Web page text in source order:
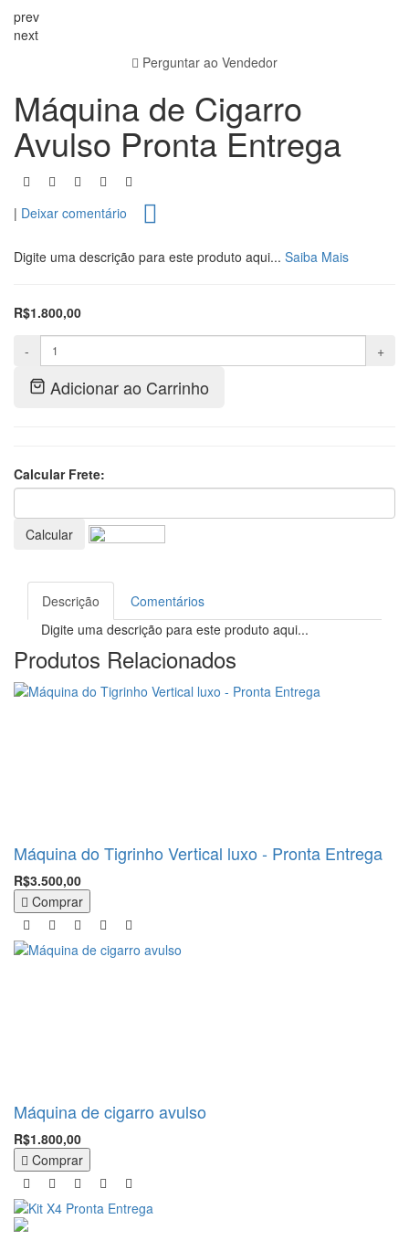
prev
next
Perguntar ao Vendedor
Máquina de Cigarro
Avulso Pronta Entrega
| Deixar comentário
Digite uma descrição para este produto aqui... Saiba Mais
R$1.800,00
- +
Adicionar ao Carrinho
Calcular Frete:
Calcular
Descrição
Comentários
Digite uma descrição para este produto aqui...
Produtos Relacionados
Máquina do Tigrinho Vertical luxo - Pronta Entrega
R$3.500,00
Comprar
Máquina de cigarro avulso
R$1.800,00
Comprar